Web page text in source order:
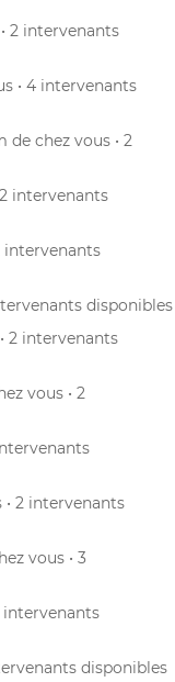
2 intervenants
• 4 intervenants
de chez vous • 2
intervenants
intervenants
disponibles
2 intervenants
vous • 2
• 2 intervenants
vous • 3
intervenants
disponibles